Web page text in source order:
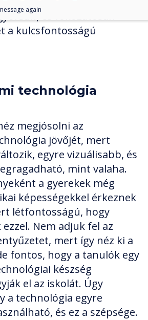
és fokozatosan
a kulcsfontosságú
technológia
megjósolni az
jövőjét, mert
egyre vizuálisabb, és
mint valaha.
a gyerekek még
képességekkel érkeznek
létfontosságú, hogy
Nem adjuk fel az
mert így néz ki a
fontos, hogy a tanulók egy
készség
el az iskolát. Úgy
a technológia egyre
és ez a szépsége.
again